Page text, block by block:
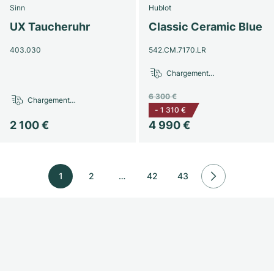
Sinn
UX Taucheruhr
403.030
2 100 €
Chargement…
Hublot
Classic Ceramic Blue
542.CM.7170.LR
4 990 €
6 300 €
- 1 310 €
Chargement…
1 2 … 42 43